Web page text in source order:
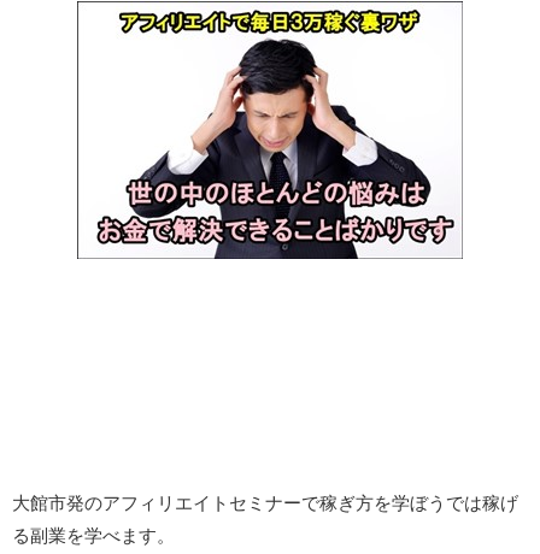
大館市発のアフィリエイトセミナーで稼ぎ方を学ぼうでは稼げ
る副業を学べます。